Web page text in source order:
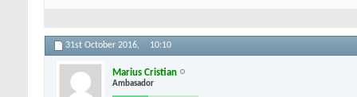
31st October 2016, 10:10
Marius Cristian
Ambasador